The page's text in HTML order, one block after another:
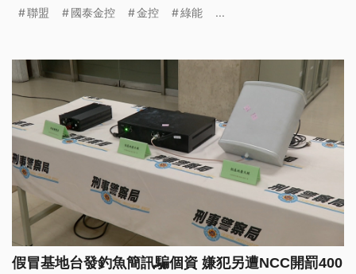
聯盟 國泰金控 金控 綠能 ...
假冒基地台發釣魚簡訊騙個資 嫌犯另遭NCC開罰400